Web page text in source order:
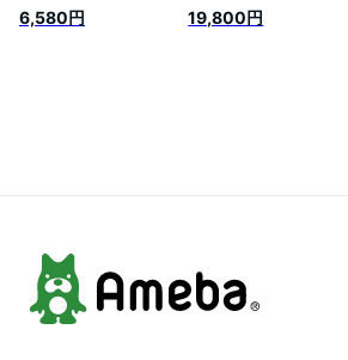
ティードレス プリ
ーツワンピース 長
6,580円
ス パーティードレス
ガール ワンピース・
19,800円